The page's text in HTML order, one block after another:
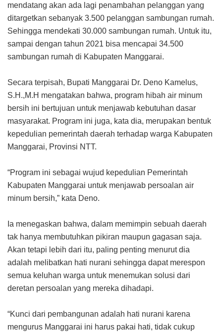
mendatang akan ada lagi penambahan pelanggan yang
ditargetkan sebanyak 3.500 pelanggan sambungan rumah.
Sehingga mendekati 30.000 sambungan rumah. Untuk itu,
sampai dengan tahun 2021 bisa mencapai 34.500
sambungan rumah di Kabupaten Manggarai.
Secara terpisah, Bupati Manggarai Dr. Deno Kamelus,
S.H.,M.H mengatakan bahwa, program hibah air minum
bersih ini bertujuan untuk menjawab kebutuhan dasar
masyarakat. Program ini juga, kata dia, merupakan bentuk
kepedulian pemerintah daerah terhadap warga Kabupaten
Manggarai, Provinsi NTT.
“Program ini sebagai wujud kepedulian Pemerintah
Kabupaten Manggarai untuk menjawab persoalan air
minum bersih,” kata Deno.
Ia menegaskan bahwa, dalam memimpin sebuah daerah
tak hanya membutuhkan pikiran maupun gagasan saja.
Akan tetapi lebih dari itu, paling penting menurut dia
adalah melibatkan hati nurani sehingga dapat merespon
semua keluhan warga untuk menemukan solusi dari
deretan persoalan yang mereka dihadapi.
“Kunci dari pembangunan adalah hati nurani karena
mengurus Manggarai ini harus pakai hati, tidak cukup